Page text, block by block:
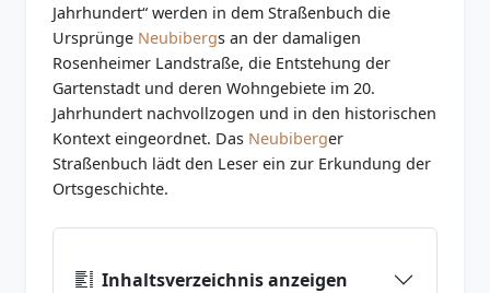
Jahrhundert“ werden in dem Straßenbuch die
Ursprünge Neubibergs an der damaligen
Rosenheimer Landstraße, die Entstehung der
Gartenstadt und deren Wohngebiete im 20.
Jahrhundert nachvollzogen und in den historischen
Kontext eingeordnet. Das Neubiberger
Straßenbuch lädt den Leser ein zur Erkundung der
Ortsgeschichte.
Inhaltsverzeichnis anzeigen